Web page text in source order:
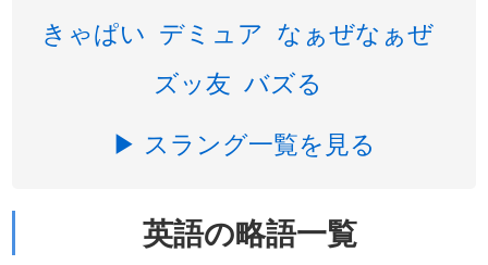
きゃぱい デミュア なぁぜなぁぜ
ズッ友 バズる
▶ スラング一覧を見る
英語の略語一覧